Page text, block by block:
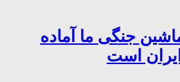
جنگی ما آماده
است